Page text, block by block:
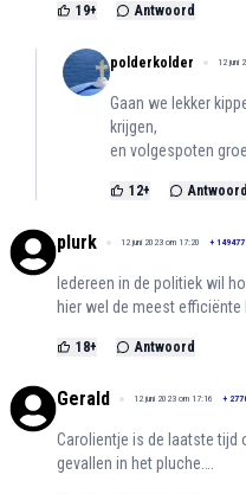
19+ Antwoord
polderkolder 12 juni
Gaan we lekker
krijgen,
en volgespoten
12+ Antwoord
plurk 12 juni 2023 om 17:20 + 149477
Iedereen in de politiek wil
hier wel de meest
18+ Antwoord
Gerald 12 juni 2023 om 17:16 +
Carolientje is de laatste tijd
gevallen in het pluche….